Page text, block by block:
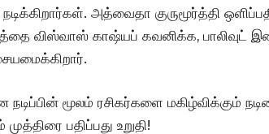
அத்வைதா குருமூர்த்தி
விஸ்வாஸ் காஷ்யப் கவனிக்க, பாலிவுட்
நடிப்பின் மூலம் ரசிகர்களை மகிழ்விக்கும்
முத்திரை பதிப்பது உறுதி!